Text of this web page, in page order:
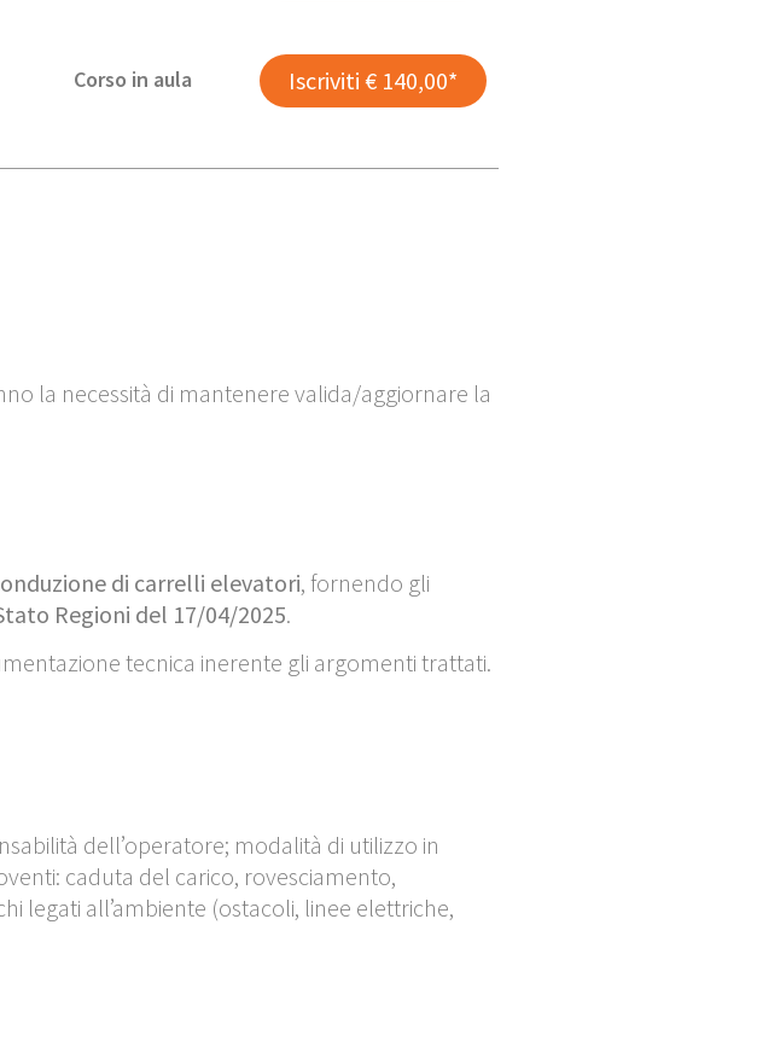
Corso in aula Iscriviti € 140,00*
la necessità di mantenere valida/aggiornare la
di carrelli elevatori, fornendo gli
Regioni del 17/04/2025.
tecnica inerente gli argomenti trattati.
dell’operatore; modalità di utilizzo in
caduta del carico, rovesciamento,
legati all’ambiente (ostacoli, linee elettriche,